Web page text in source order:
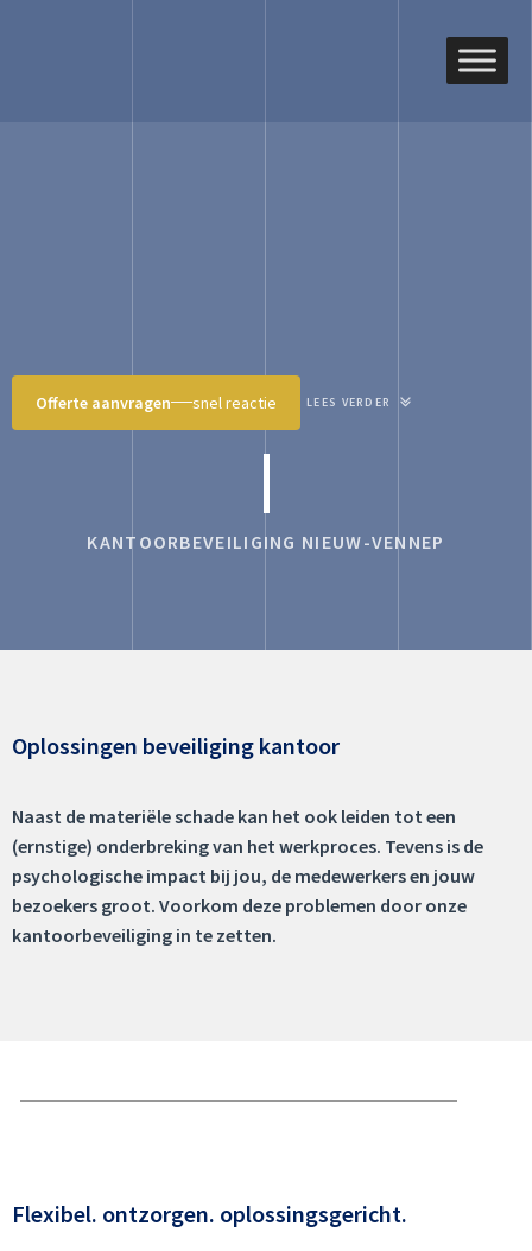
Offerte aanvragen snel reactie LEES VERDER
KANTOORBEVEILIGING NIEUW-VENNEP
Oplossingen beveiliging kantoor
Naast de materiële schade kan het ook leiden tot een
(ernstige) onderbreking van het werkproces. Tevens is de
psychologische impact bij jou, de medewerkers en jouw
bezoekers groot. Voorkom deze problemen door onze
kantoorbeveiliging in te zetten.
Flexibel. ontzorgen. oplossingsgericht.